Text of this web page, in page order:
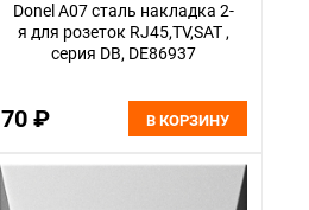
Donel A07 сталь накладка 2-
я для розеток RJ45,TV,SAT ,
серия DB, DE86937
70 ₽ В КОРЗИНУ